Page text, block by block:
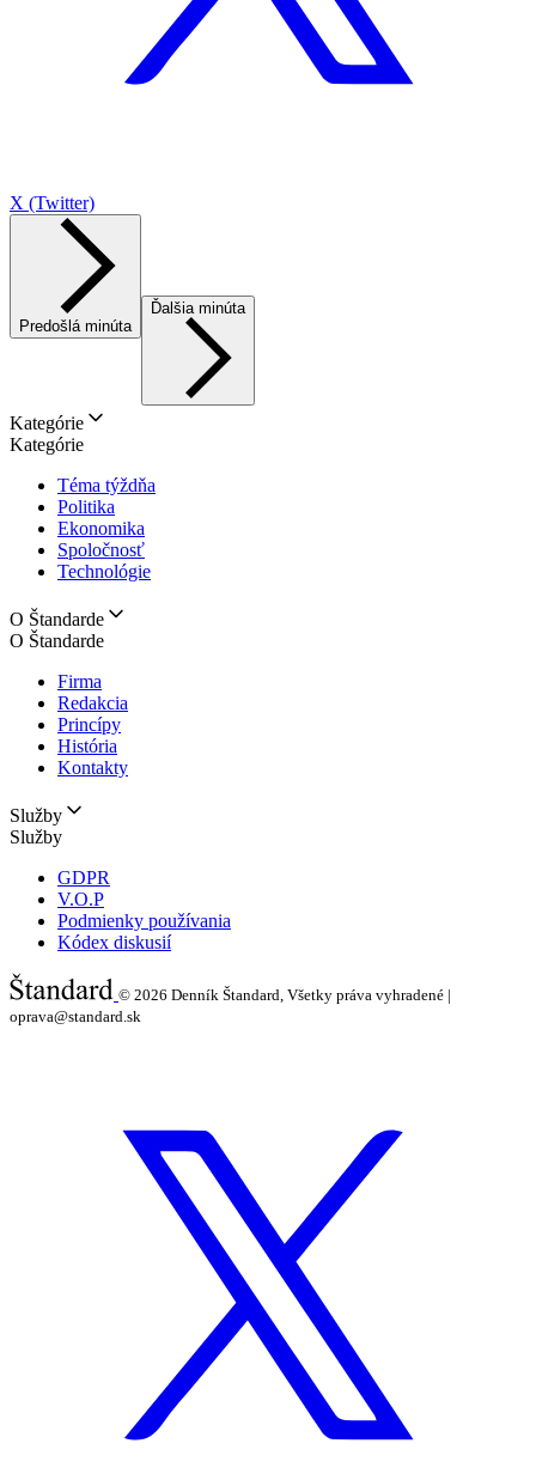
X (Twitter)
Predošlá minúta
Ďalšia minúta
Kategórie
Kategórie
Téma týždňa
Politika
Ekonomika
Spoločnosť
Technológie
O Štandarde
O Štandarde
Firma
Redakcia
Princípy
História
Kontakty
Služby
Služby
GDPR
V.O.P
Podmienky používania
Kódex diskusií
© 2026 Denník Štandard, Všetky práva vyhradené |
oprava@standard.sk